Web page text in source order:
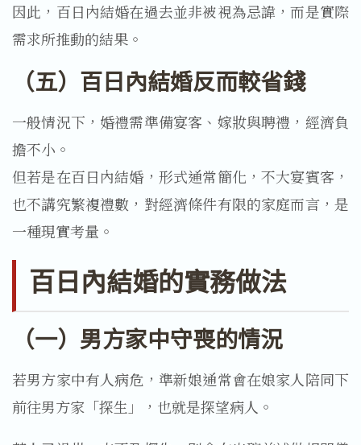
因此，百日內結婚在過去並非被視為忌諱，而是實際
需求所推動的結果。
（五）百日內結婚反而較省錢
一般情況下，婚禮需準備宴客、嫁妝與聘禮，經濟負
擔不小。
但若是在百日內結婚，形式通常簡化，不大宴賓客，
也不講究繁複禮數，對經濟條件有限的家庭而言，是
一種現實考量。
百日內結婚的實務做法
（一）男方家中守喪的情況
若男方家中有人病危，準新娘通常會在娘家人陪同下
前往男方家「探生」，也就是探望病人。